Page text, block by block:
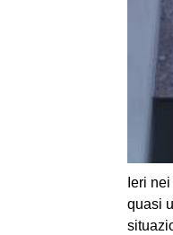
Ieri
quasi